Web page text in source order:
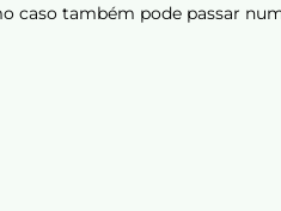
caso também pode passar